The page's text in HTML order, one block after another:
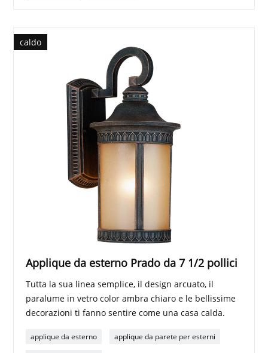
caldo
Applique da esterno Prado da 7 1/2 pollici
Tutta la sua linea semplice, il design arcuato, il
paralume in vetro color ambra chiaro e le bellissime
decorazioni ti fanno sentire come una casa calda.
applique da esterno applique da parete per esterni